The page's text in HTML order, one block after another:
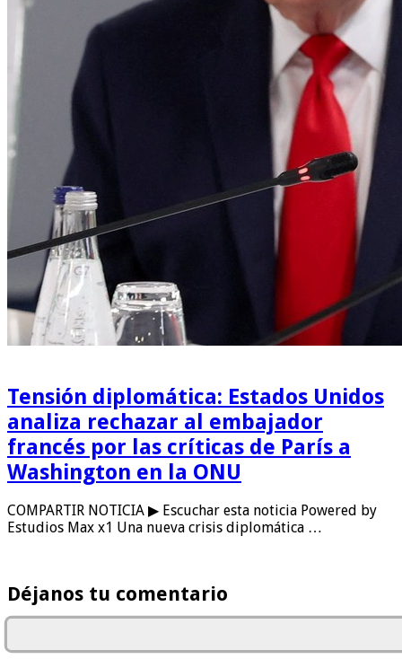
Tensión diplomática: Estados Unidos
analiza rechazar al embajador
francés por las críticas de París a
Washington en la ONU
COMPARTIR NOTICIA ▶ Escuchar esta noticia Powered by
Estudios Max x1 Una nueva crisis diplomática …
Déjanos tu comentario